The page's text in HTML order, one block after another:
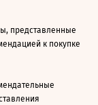
представленные
к покупке